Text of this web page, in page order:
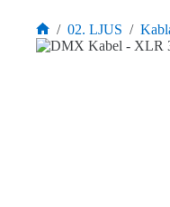
Hem
/ 02. LJUS /